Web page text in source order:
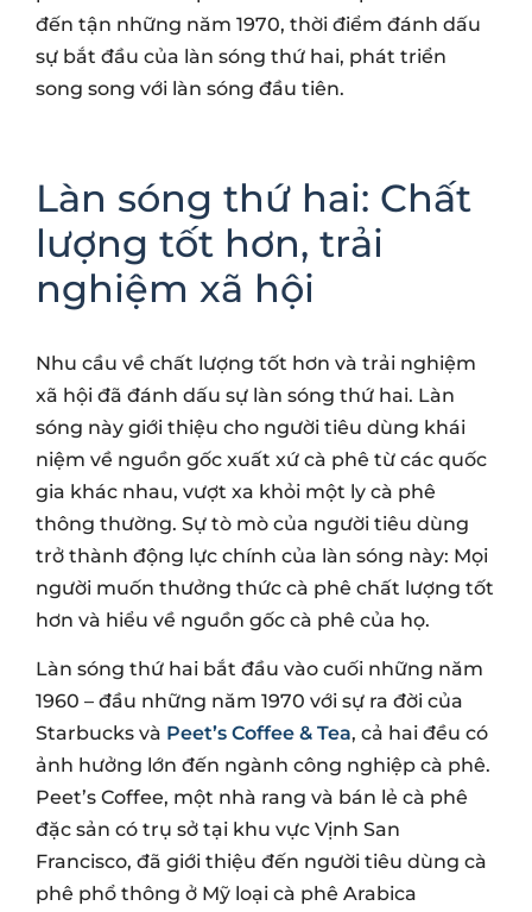
đến tận những năm 1970, thời điểm đánh dấu
sự bắt đầu của làn sóng thứ hai, phát triển
song song với làn sóng đầu tiên.
Làn sóng thứ hai: Chất
lượng tốt hơn, trải
nghiệm xã hội
Nhu cầu về chất lượng tốt hơn và trải nghiệm
xã hội đã đánh dấu sự làn sóng thứ hai. Làn
sóng này giới thiệu cho người tiêu dùng khái
niệm về nguồn gốc xuất xứ cà phê từ các quốc
gia khác nhau, vượt xa khỏi một ly cà phê
thông thường. Sự tò mò của người tiêu dùng
trở thành động lực chính của làn sóng này: Mọi
người muốn thưởng thức cà phê chất lượng tốt
hơn và hiểu về nguồn gốc cà phê của họ.
Làn sóng thứ hai bắt đầu vào cuối những năm
1960 – đầu những năm 1970 với sự ra đời của
Starbucks và Peet’s Coffee & Tea, cả hai đều có
ảnh hưởng lớn đến ngành công nghiệp cà phê.
Peet’s Coffee, một nhà rang và bán lẻ cà phê
đặc sản có trụ sở tại khu vực Vịnh San
Francisco, đã giới thiệu đến người tiêu dùng cà
phê phổ thông ở Mỹ loại cà phê Arabica